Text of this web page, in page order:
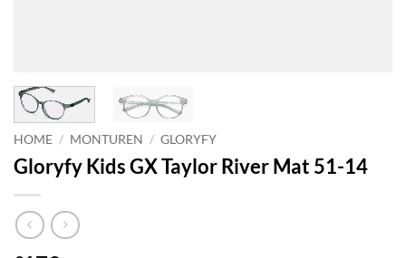
HOME / MONTUREN / GLORYFY
Gloryfy Kids GX Taylor River Mat 51-14